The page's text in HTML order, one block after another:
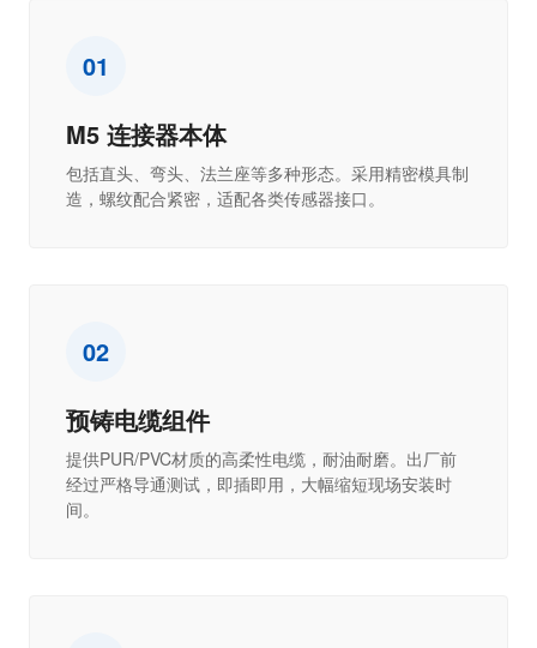
01
M5 连接器本体
包括直头、弯头、法兰座等多种形态。采用精密模具制
造，螺纹配合紧密，适配各类传感器接口。
02
预铸电缆组件
提供PUR/PVC材质的高柔性电缆，耐油耐磨。出厂前
经过严格导通测试，即插即用，大幅缩短现场安装时
间。